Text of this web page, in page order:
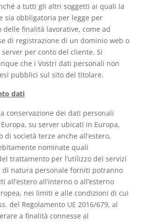
a tutti gli altri soggetti ai quali la
sia obbligatoria per legge per
delle finalità lavorative, come ad
di registrazione di un dominio web o
per conto del cliente. Si
che i Vostri dati personali non
pubblici sul sito del titolare.
dati
conservazione dei dati personali
su server ubicati in Europa,
di società terze anche all’estero,
nominate quali
trattamento per l’utilizzo dei servizi
di natura personale forniti potranno
all’estero all’interno o all’esterno
nei limiti e alle condizioni di cui
del Regolamento UE 2016/679, al
a finalità connesse al